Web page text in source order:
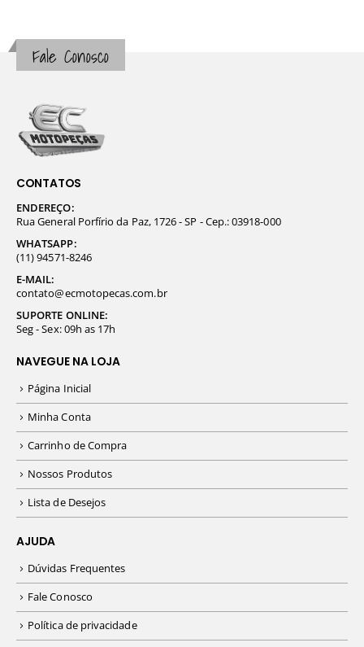
Fale Conosco
CONTATOS
ENDEREÇO:
Rua General Porfírio da Paz, 1726 - SP - Cep.: 03918-000
WHATSAPP:
(11) 94571-8246
E-MAIL:
contato@ecmotopecas.com.br
SUPORTE ONLINE:
Seg - Sex: 09h as 17h
NAVEGUE NA LOJA
Página Inicial
Minha Conta
Carrinho de Compra
Nossos Produtos
Lista de Desejos
AJUDA
Dúvidas Frequentes
Fale Conosco
Política de privacidade